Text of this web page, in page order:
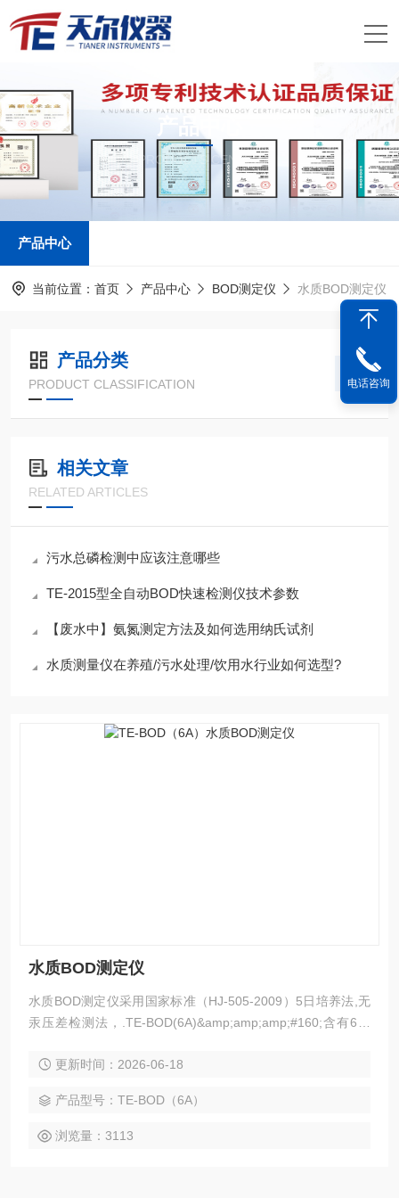
产品中心
PRODUCTS CENTER
产品中心
当前位置： 首页 产品中心 BOD测定仪 水质BOD测定仪
产品分类
PRODUCT CLASSIFICATION
相关文章
RELATED ARTICLES
污水总磷检测中应该注意哪些
TE-2015型全自动BOD快速检测仪技术参数
【废水中】氨氮测定方法及如何选用纳氏试剂
水质测量仪在养殖/污水处理/饮用水行业如何选型?
水质BOD测定仪
水质BOD测定仪采用国家标准（HJ-505-2009）5日培养法,无
汞压差检测法，.TE-BOD(6A)&amp;amp;amp;#160;含有6个
位内置锂电池，检测途中断电不影响结果.每个测试位单独显示
成测量过程、
更新时间：2026-06-18
产品型号：TE-BOD（6A）
浏览量：3113
电话咨询